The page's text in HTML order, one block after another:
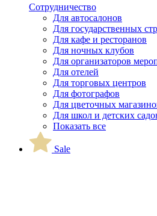
Сотрудничество
Для автосалонов
Для государственных
Для кафе и ресторанов
Для ночных клубов
Для организаторов
Для отелей
Для торговых центров
Для фотографов
Для цветочных
Для школ и детских
Показать все
Sale